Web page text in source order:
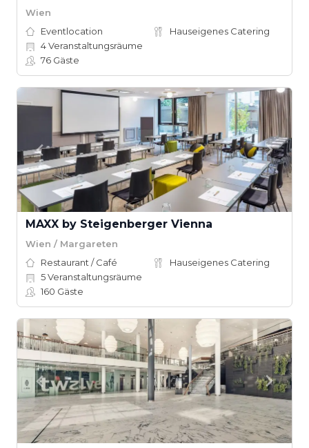
Wien
Eventlocation
Hauseigenes Catering
4Veranstaltungsräume
76 Gäste
MAXX by Steigenberger Vienna
Wien / Margareten
Restaurant / Café
Hauseigenes Catering
5Veranstaltungsräume
160 Gäste